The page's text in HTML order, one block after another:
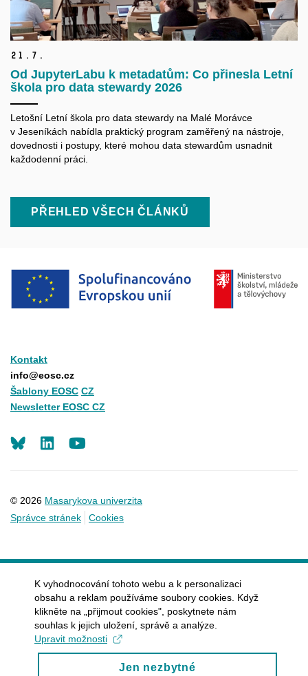
21. 7.
Od JupyterLabu k metadatům: Co přinesla Letní
škola pro data stewardy 2026
Letošní Letní škola pro data stewardy na Malé Morávce
v Jeseníkách nabídla praktický program zaměřený na nástroje,
dovednosti i postupy, které mohou data stewardům usnadnit
každodenní práci.
PŘEHLED VŠECH ČLÁNKŮ
Kontakt
info@eosc.cz
Šablony EOSC CZ
Newsletter EOSC CZ
© 2026 Masarykova univerzita
Správce stránek
Cookies
LinkedIn
K vyhodnocování tohoto webu a k personalizaci
obsahu a reklam používáme soubory cookies. Když
klikněte na „přijmout cookies", poskytnete nám
souhlas k jejich uložení, správě a analýze.
Upravit možnosti
Jen nezbytné